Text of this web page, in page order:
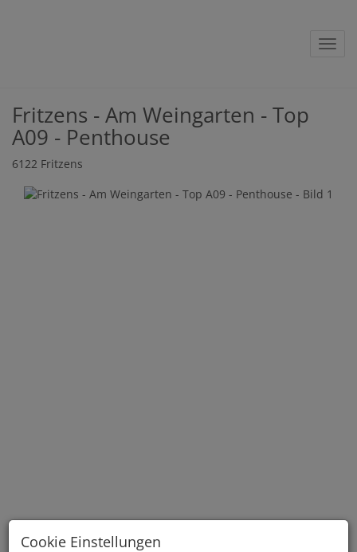
Fritzens - Am Weingarten - Top
A09 - Penthouse
6122 Fritzens
Cookie Einstellungen